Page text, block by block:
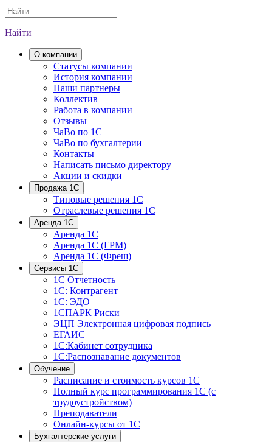
Найти
О компании
Cтатусы компании
История компании
Наши партнеры
Коллектив
Работа в компании
Отзывы
ЧаВо по 1С
ЧаВо по бухгалтерии
Контакты
Написать письмо директору
Акции и скидки
Продажа 1С
Типовые решения 1С
Отраслевые решения 1С
Аренда 1С
Аренда 1С
Аренда 1С (ГРМ)
Аренда 1С (Фреш)
Сервисы 1С
1С Отчетность
1С: Контрагент
1С: ЭДО
1СПАРК Риски
ЭЦП Электронная цифровая подпись
ЕГАИС
1С:Кабинет сотрудника
1С:Распознавание документов
Обучение
Расписание и стоимость курсов 1С
Полный курс программирования 1С (с
трудоустройством)
Преподаватели
Онлайн-курсы от 1С
Бухгалтерские услуги